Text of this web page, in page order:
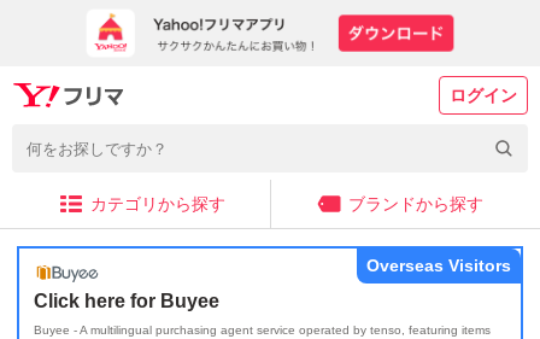
ログイン
カテゴリから探す ブランドから探す
Click here for Buyee
Buyee - A multilingual purchasing agent service operated by tenso, featuring items
Overseas Visitors